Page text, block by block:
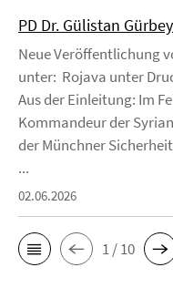
PD Dr. Gülistan
Neue Veröffentlichung
unter: Rojava unter
Aus der Einleitung: Im
Kommandeur der
der Münchner
...
02.06.2026
1 / 10